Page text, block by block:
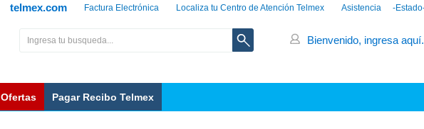
Asistencia
Localiza tu Centro de Atención Telmex
Factura Electrónica
telmex.com
Bienvenido, ingresa aquí.
Ofertas Pagar Recibo Telmex